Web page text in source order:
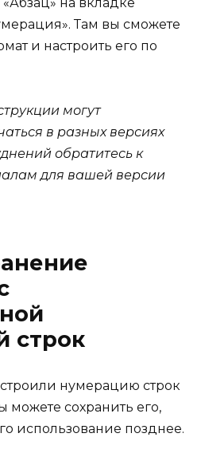
Там вы сможете
и настроить его по
могут
в разных версиях
обратитесь к
для вашей версии
строк
нумерацию строк
можете сохранить его,
использование позднее.